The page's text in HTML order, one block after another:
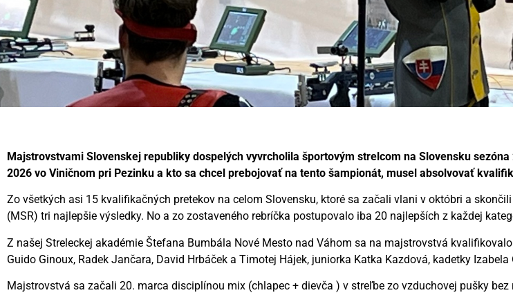
Majstrovstvami Slovenskej republiky dospelých vyvrcholila športovým strelcom na Slovensku
2026 vo Viničnom pri Pezinku a kto sa chcel prebojovať na tento šampionát, musel absolvovať
Zo všetkých asi 15 kvalifikačných pretekov na celom Slovensku, ktoré sa začali vlani v októbri a
(MSR) tri najlepšie výsledky. No a zo zostaveného rebríčka postupovalo iba 20 najlepších z každej
Z našej Streleckej akadémie Štefana Bumbála Nové Mesto nad Váhom sa na majstrovstvá
Guido Ginoux, Radek Jančara, David Hrbáček a Timotej Hájek, juniorka Katka Kazdová, kadetky
Majstrovstvá sa začali 20. marca disciplínou mix (chlapec + dievča ) v streľbe zo vzduchovej pušky